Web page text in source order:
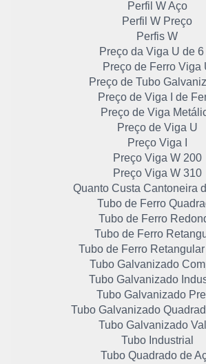
Perfil W Aço
Perfil W Preço
Perfis W
Preço da Viga U de 6
Preço de Ferro Viga
Preço de Tubo
Preço de Viga I de
Preço de Viga
Preço de Viga U
Preço Viga I
Preço Viga W 200
Preço Viga W 310
Quanto Custa Cantoneira
Tubo de Ferro
Tubo de Ferro
Tubo de Ferro
Tubo de Ferro
Tubo Galvanizado
Tubo Galvanizado
Tubo Galvanizado
Tubo Galvanizado
Tubo Galvanizado
Tubo Industrial
Tubo Quadrado de